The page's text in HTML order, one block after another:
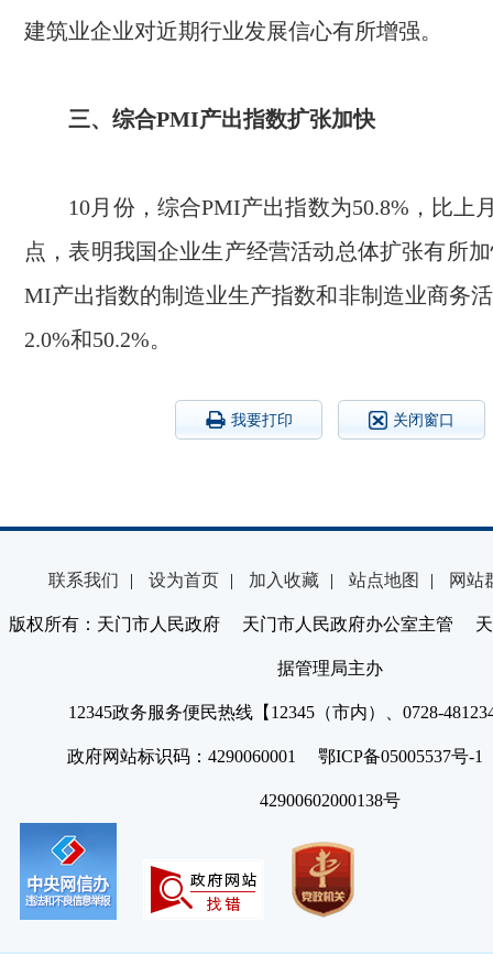
建筑业企业对近期行业发展信心有所增强。
三、综合PMI产出指数扩张加快
10月份，综合PMI产出指数为50.8% ，比上
点，表明我国企业生产经营活动总体扩张有所
MI产出指数的制造业生产指数和非制造业商务
2.0%和50.2%。
我要打印 关闭窗口
联系我们 | 设为首页 | 加入收藏 | 站点地图 | 网站
版权所有：天门市人民政府 天门市人民政府办公室主管 天
据管理局主办
12345政务服务便民热线【12345（市内）、0728-
政府网站标识码：4290060001 鄂ICP备05005537号
42900602000138号